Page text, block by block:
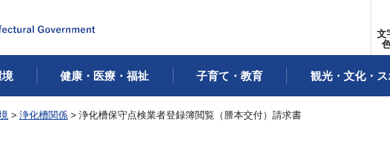
文
境 健康・医療・福祉 子育て・教育 観光・文化・
> 浄化槽関係 > 浄化槽保守点検業者登録簿閲覧（謄本交付）請求書